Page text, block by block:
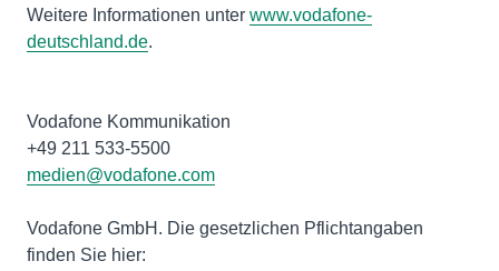
Weitere Informationen unter www.vodafone-
deutschland.de.
Vodafone Kommunikation
medien@vodafone.com
Vodafone GmbH. Die gesetzlichen Pflichtangaben
finden Sie hier: